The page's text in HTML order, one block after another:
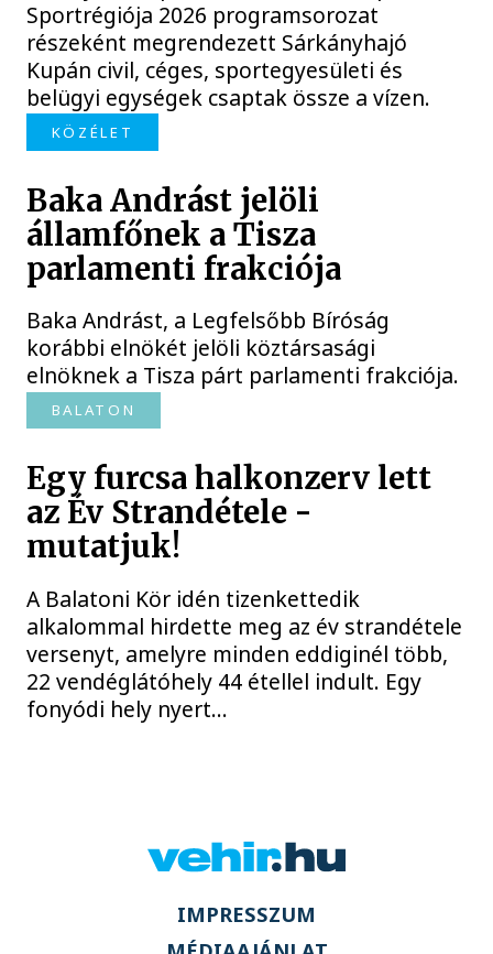
Sportrégiója 2026 programsorozat
részeként megrendezett Sárkányhajó
Kupán civil, céges, sportegyesületi és
belügyi egységek csaptak össze a vízen.
KÖZÉLET
Baka Andrást jelöli
államfőnek a Tisza
parlamenti frakciója
Baka Andrást, a Legfelsőbb Bíróság
korábbi elnökét jelöli köztársasági
elnöknek a Tisza párt parlamenti frakciója.
BALATON
Egy furcsa halkonzerv lett
az Év Strandétele -
mutatjuk!
A Balatoni Kör idén tizenkettedik
alkalommal hirdette meg az év strandétele
versenyt, amelyre minden eddiginél több,
22 vendéglátóhely 44 étellel indult. Egy
fonyódi hely nyert...
IMPRESSZUM